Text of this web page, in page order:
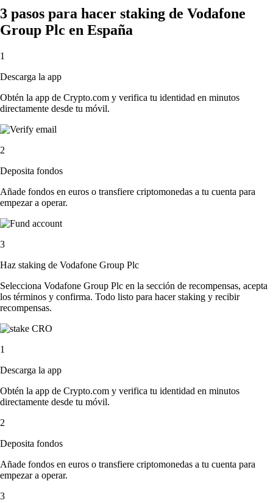
3 pasos para hacer staking de Vodafone
Group Plc en España
1
Descarga la app
Obtén la app de Crypto.com y verifica tu identidad en minutos
directamente desde tu móvil.
2
Deposita fondos
Añade fondos en euros o transfiere criptomonedas a tu cuenta para
empezar a operar.
3
Haz staking de Vodafone Group Plc
Selecciona Vodafone Group Plc en la sección de recompensas, acepta
los términos y confirma. Todo listo para hacer staking y recibir
recompensas.
1
Descarga la app
Obtén la app de Crypto.com y verifica tu identidad en minutos
directamente desde tu móvil.
2
Deposita fondos
Añade fondos en euros o transfiere criptomonedas a tu cuenta para
empezar a operar.
3